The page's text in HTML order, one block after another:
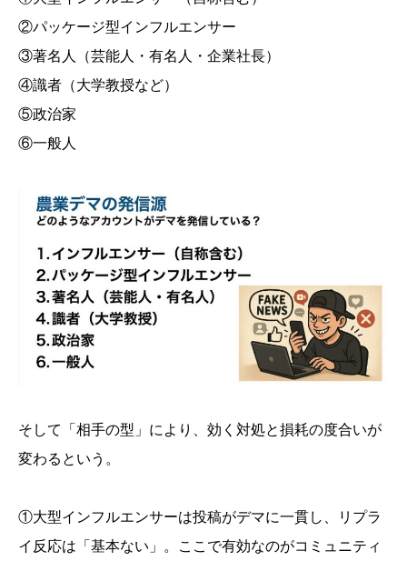
②パッケージ型インフルエンサー
③著名人（芸能人・有名人・企業社長）
④識者（大学教授など）
⑤政治家
⑥一般人
そして「相手の型」により、効く対処と損耗の度合いが
変わるという。
①大型インフルエンサーは投稿がデマに一貫し、リプラ
イ反応は「基本ない」。ここで有効なのがコミュニティ